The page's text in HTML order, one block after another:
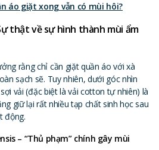
áo giặt xong vẫn có mùi hôi?
thật về sự hình thành mùi ẩm
rằng chỉ cần giặt quần áo với xà
sạch sẽ. Tuy nhiên, dưới góc nhìn
vải (đặc biệt là vải cotton tự nhiên) là
giữ lại rất nhiều tạp chất sinh học sau
động.
– “Thủ phạm” chính gây mùi